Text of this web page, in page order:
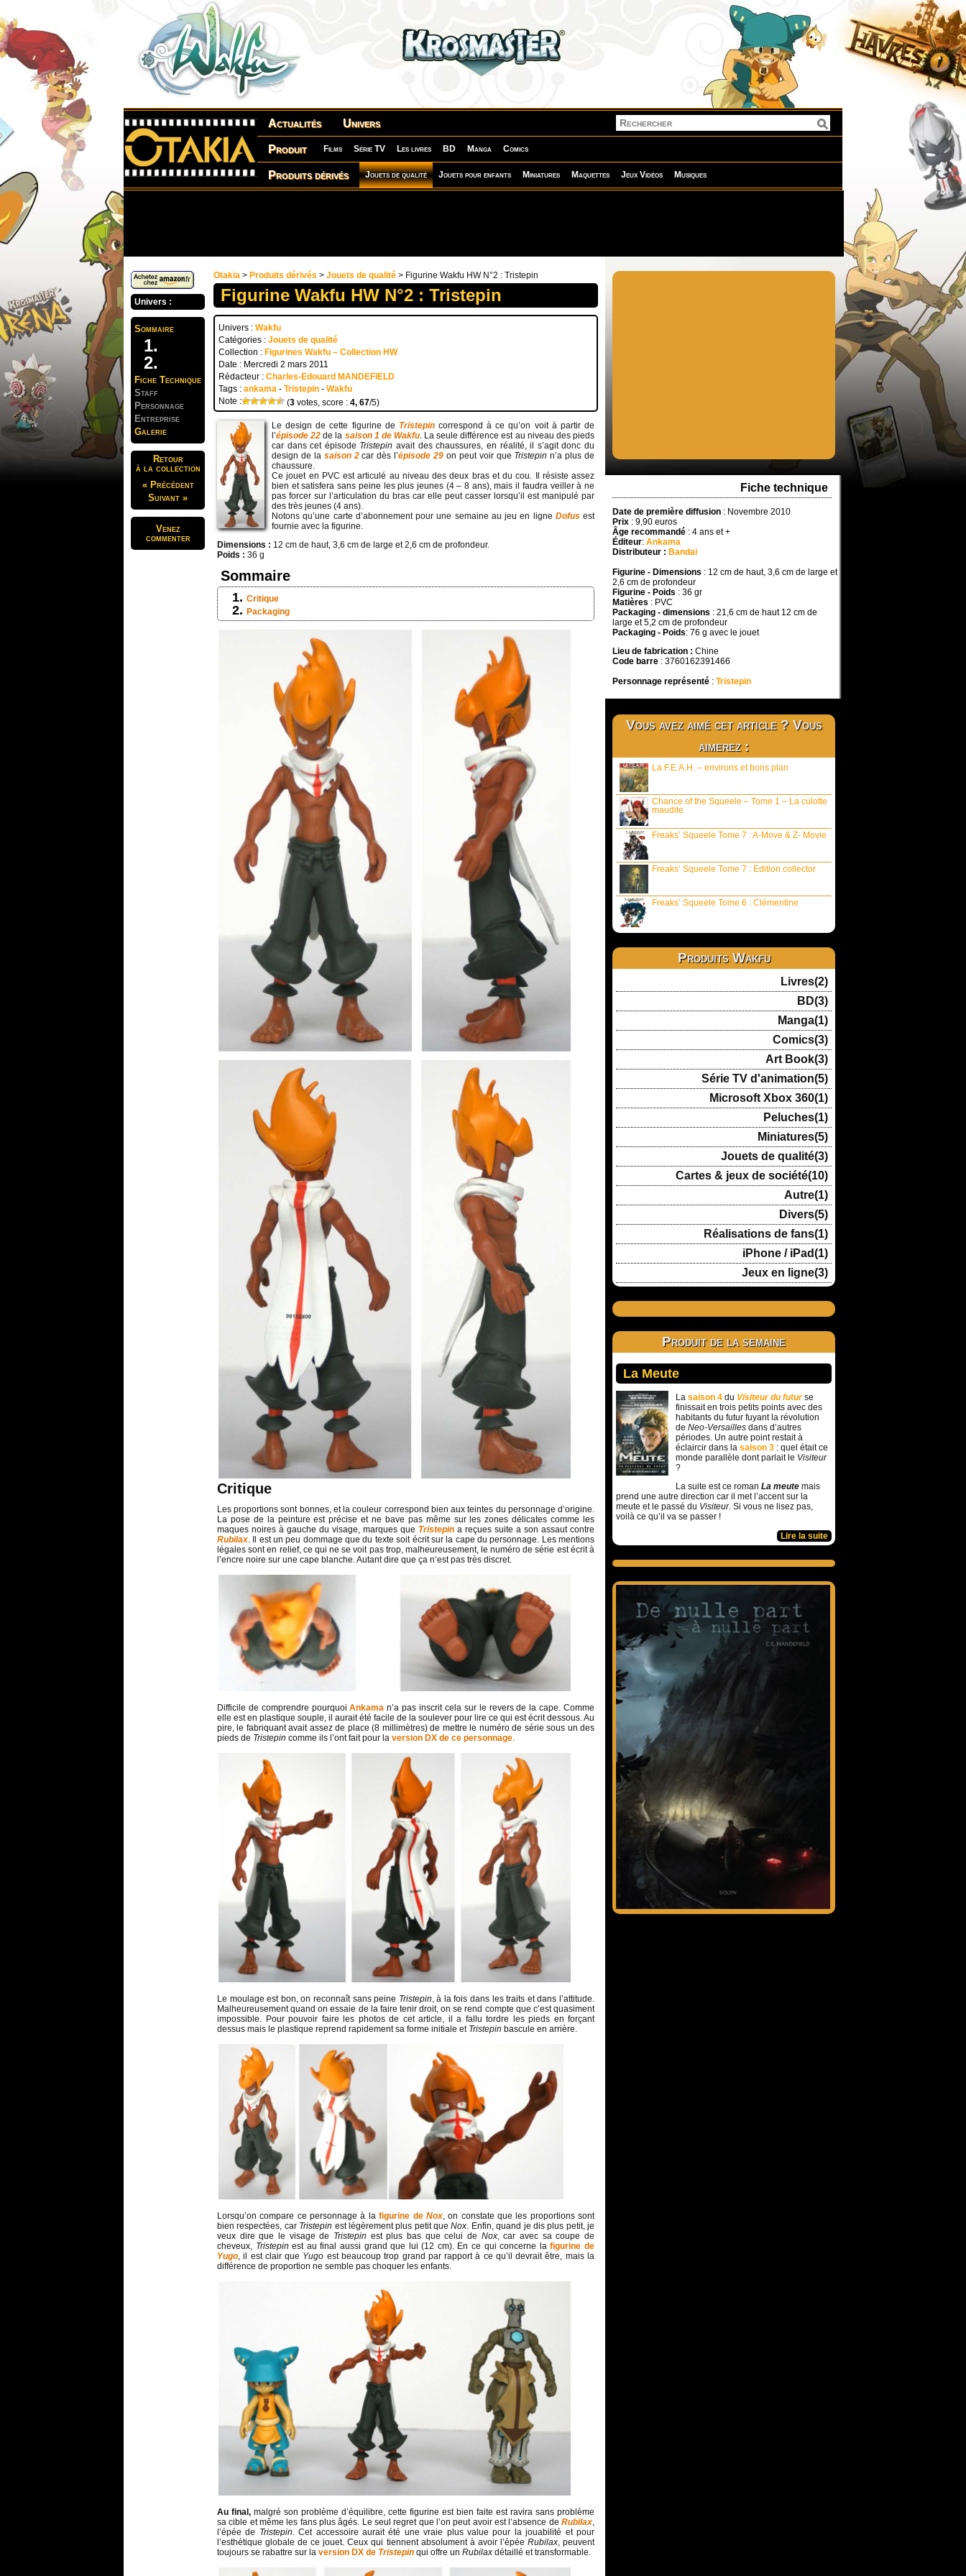
Actualités Univers
Produit Films Série TV Les livres BD Manga Comics
Produits dérivés Jouets de qualité Jouets pour enfants Miniatures Maquettes Jeux Vidéos Musiques
Univers :
Sommaire
Fiche Technique
Staff
Personnage
Entreprise
Galerie
Retour
à la collection
« Précédent
Suivant »
Venez
commenter
Otakia > Produits dérivés > Jouets de qualité > Figurine Wakfu HW N°2 : Tristepin
Figurine Wakfu HW N°2 : Tristepin
Univers : Wakfu
Catégories : Jouets de qualité
Collection : Figurines Wakfu – Collection HW
Date : Mercredi 2 mars 2011
Rédacteur : Charles-Edouard MANDEFIELD
Tags : ankama - Tristepin - Wakfu
Note :
(3 votes, score : 4, 67/5)
Le design de cette figurine de Tristepincorrespond à ce qu’on voit à partir de
l’épisode 22 de la saison 1 de Wakfu. La seule différence est au niveau des pieds
car dans cet épisode Tristepin avait des chaussures, en réalité, il s’agit donc du
design de la saison 2car dès l’épisode 29 on peut voir que Tristepinn’a plus de
chaussure.
Ce jouet en PVC est articulé au niveau des deux bras et du cou. Il résiste assez
bien et satisfera sans peine les plus jeunes (4 – 8 ans), mais il faudra veiller à ne
pas forcer sur l’articulation du bras car elle peut casser lorsqu’il est manipulé par
des très jeunes (4 ans).
Notons qu’une carte d’abonnement pour une semaine au jeu en ligne Dofus est
fournie avec la figurine.
Dimensions : 12 cm de haut, 3,6 cm de large et 2,6 cm de profondeur.
Poids : 36 g
Sommaire
Critique
Packaging
Critique
Les proportions sont bonnes, et la couleur correspond bien aux teintes du personnage d’origine.
La pose de la peinture est précise et ne bave pas même sur les zones délicates comme les
maques noires à gauche du visage, marques que Tristepin a reçues suite a son assaut contre
Rubilax. Il est un peu dommage que du texte soit écrit sur la cape du personnage. Les mentions
légales sont en relief, ce qui ne se voit pas trop, malheureusement, le numéro de série est écrit à
l’encre noire sur une cape blanche. Autant dire que ça n’est pas très discret.
Difficile de comprendre pourquoiAnkaman’a pas inscrit cela sur le revers de la cape. Comme
elle est en plastique souple, il aurait été facile de la soulever pour lire ce qui est écrit dessous. Au
pire, le fabriquant avait assez de place (8 millimètres) de mettre le numéro de série sous un des
pieds de Tristepin comme ils l’ont fait pour la version DX de ce personnage.
Le moulage est bon, on reconnaît sans peine Tristepin, à la fois dans les traits et dans l’attitude.
Malheureusement quand on essaie de la faire tenir droit, on se rend compte que c’est quasiment
impossible. Pour pouvoir faire les photos de cet article, il a fallu tordre les pieds en forçant
dessus mais le plastique reprend rapidement sa forme initiale et Tristepin bascule en arrière.
Lorsqu’on compare ce personnage à lafigurine de Nox, on constate que les proportions sont
bien respectées, car Tristepin est légèrement plus petit queNox. Enfin, quand je dis plus petit, je
veux dire que le visage de Tristepin est plus bas que celui de Nox, car avec sa coupe de
cheveux, Tristepinest au final aussi grand que lui (12 cm). En ce qui concerne lafigurine de
Yugo, il est clair que Yugo est beaucoup trop grand par rapport à ce qu’il devrait être, mais la
différence de proportion ne semble pas choquer les enfants.
Au final, malgré son problème d’équilibre, cette figurine est bien faite est ravira sans problème
sa cible et même les fans plus âgés. Le seul regret que l’on peut avoir est l’absence de Rubilax,
l’épée de Tristepin. Cet accessoire aurait été une vraie plus value pour la jouabilité et pour
l’esthétique globale de ce jouet. Ceux qui tiennent absolument à avoir l’épée Rubilax, peuvent
toujours se rabattre sur la version DX de Tristepin qui offre un Rubilax détaillé et transformable.
Fiche technique
Date de première diffusion : Novembre 2010
Prix : 9,90 euros
Âge recommandé : 4 ans et +
Éditeur: Ankama
Distributeur : Bandai
Figurine - Dimensions : 12 cm de haut, 3,6 cm de large et
2,6 cm de profondeur
Figurine - Poids : 36 gr
Matières : PVC
Packaging - dimensions : 21,6 cm de haut 12 cm de
large et 5,2 cm de profondeur
Packaging - Poids: 76 g avec le jouet
Lieu de fabrication : Chine
Code barre : 3760162391466
Personnage représenté : Tristepin
Vous avez aimé cet article ? Vous
aimerez :
La F.E.A.H. – environs et bons plan
Chance of the Squeele – Tome 1 – La culotte
maudite
Freaks’ Squeele Tome 7 : A-Move & Z- Movie
Freaks’ Squeele Tome 7 : Edition collector
Freaks’ Squeele Tome 6 : Clémentine
Produits Wakfu
Livres(2)
BD(3)
Manga(1)
Comics(3)
Art Book(3)
Série TV d'animation(5)
Microsoft Xbox 360(1)
Peluches(1)
Miniatures(5)
Jouets de qualité(3)
Cartes & jeux de société(10)
Autre(1)
Divers(5)
Réalisations de fans(1)
iPhone / iPad(1)
Jeux en ligne(3)
Produit de la semaine
La Meute
La saison 4 du Visiteur du futurse
finissait en trois petits points avec des
habitants du futur fuyant la révolution
de Neo-Versailles dans d’autres
périodes. Un autre point restait à
éclaircir dans la saison 3 : quel était ce
monde parallèle dont parlait le Visiteur
?
La suite est ce roman La meute mais
prend une autre direction car il met l’accent sur la
meute et le passé du Visiteur. Si vous ne lisez pas,
voilà ce qu’il va se passer !
Lire la suite